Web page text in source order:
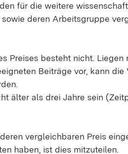
für die weitere
deren Arbeitsgruppe
Preises besteht nicht. Liegen
Beiträge vor, kann die
älter als drei Jahre sein
vergleichbaren Preis
haben, ist dies mitzuteilen.